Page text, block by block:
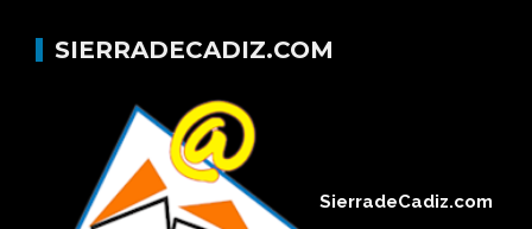
SIERRADECADIZ.COM
SierradeCadiz.com